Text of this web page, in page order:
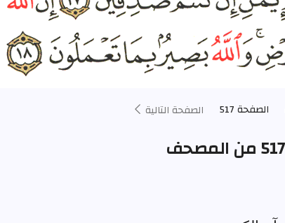
الصفحة 517 الصفحة التالية